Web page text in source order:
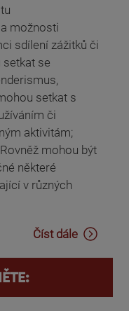
možnosti
sdílení zážitků či
setkat se
setkat s
či
aktivitám;
mohou být
některé
v různých
Číst dále